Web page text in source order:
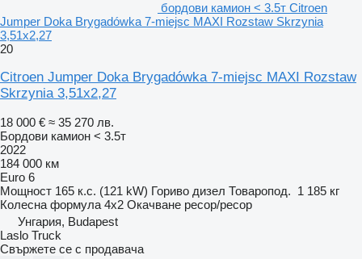
бордови камион < 3.5т Citroen
Jumper Doka Brygadówka 7-miejsc MAXI Rozstaw Skrzynia
3,51x2,27
20
Citroen Jumper Doka Brygadówka 7-miejsc MAXI Rozstaw
Skrzynia 3,51x2,27
18 000 € ≈ 35 270 лв.
Бордови камион < 3.5т
2022
184 000 км
Euro 6
Мощност 165 к.с. (121 kW) Гориво дизел Товаропод. 1 185 кг
Колесна формула 4x2 Окачване ресор/ресор
Унгария, Budapest
Laslo Truck
Свържете се с продавача